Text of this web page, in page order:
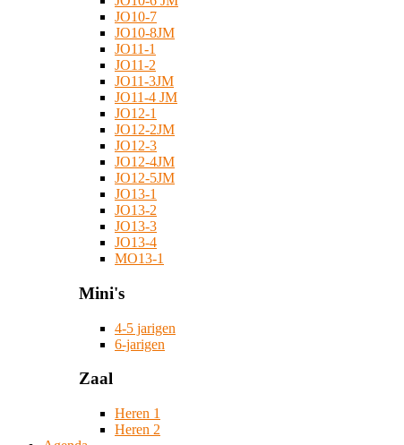
JO10-7
JO10-8JM
JO11-1
JO11-2
JO11-3JM
JO11-4 JM
JO12-1
JO12-2JM
JO12-3
JO12-4JM
JO12-5JM
JO13-1
JO13-2
JO13-3
JO13-4
MO13-1
Mini's
4-5 jarigen
6-jarigen
Zaal
Heren 1
Heren 2